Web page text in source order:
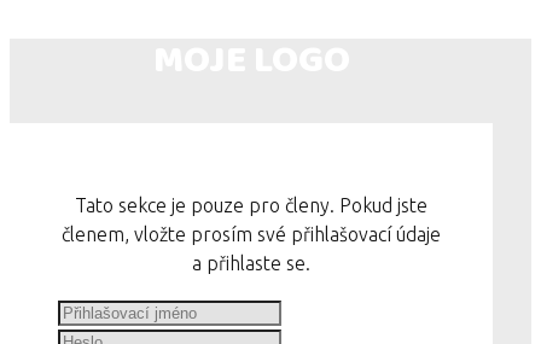
Tato sekce je pouze pro členy. Pokud jste
členem, vložte prosím své přihlašovací údaje
a přihlaste se.